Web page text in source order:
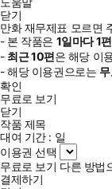
닫기
만화 재무제표 모르면
- 본 작품은 1일마다1
- 최근10편은 해당 이
- 해당 이용권으로는
확인
무료로 보기
닫기
작품 제목
대여 기간 : 일
이용권 선택
무료로 보기 다른 방법
결제하기